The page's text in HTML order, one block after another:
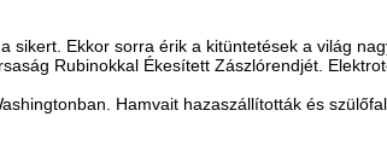
sikert. Ekkor sorra érik a kitüntetések a világ
Rubinokkal Ékesített Zászlórendjét.
Hamvait hazaszállították és